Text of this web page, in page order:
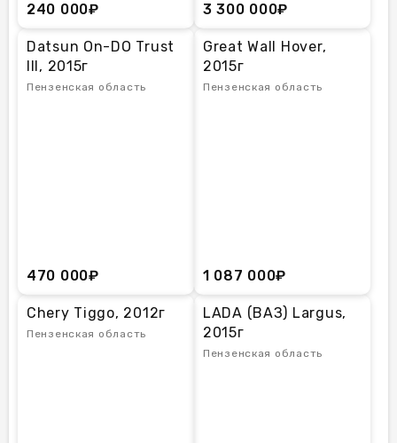
240 000₽ 3 300 000₽
Datsun On-DO Trust
III, 2015г
Пензенская область
470 000₽
Great Wall Hover,
2015г
Пензенская область
1 087 000₽
Chery Tiggo, 2012г
Пензенская область
LADA (ВАЗ) Largus,
2015г
Пензенская область